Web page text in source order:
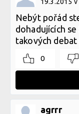
Nebýt pořád
dohadujících
takových
0
agrrr